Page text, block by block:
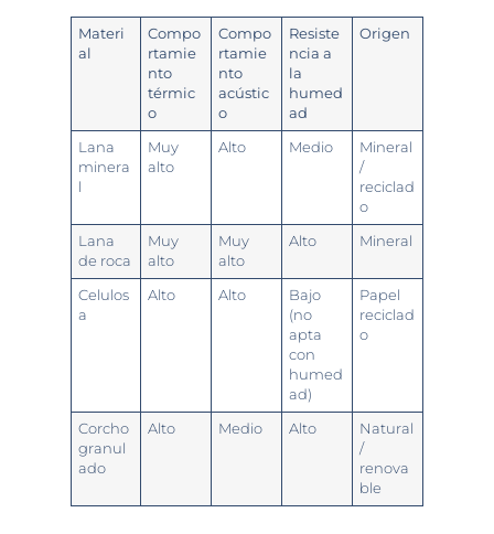
Materi
al
Compo
rtamie
nto
térmic
o
Compo
rtamie
nto
acústic
o
Resiste
ncia a
la
humed
ad
Origen
Lana
minera
l
Muy
alto
Alto Medio
Mineral
/
reciclad
o
Lana
de roca
Muy
alto
Muy
alto
Alto Mineral
Celulos
a
Alto Alto
Bajo
(no
apta
con
humed
ad)
Papel
reciclad
o
Corcho
granul
ado
Alto Medio Alto
Natural
/
renova
ble